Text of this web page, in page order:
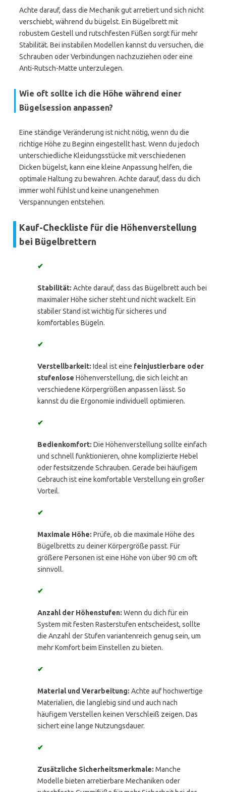
Achte darauf, dass die Mechanik gut arretiert und sich nicht
verschiebt, während du bügelst. Ein Bügelbrett mit
robustem Gestell und rutschfesten Füßen sorgt für mehr
Stabilität. Bei instabilen Modellen kannst du versuchen, die
Schrauben oder Verbindungen nachzuziehen oder eine
Anti-Rutsch-Matte unterzulegen.
Wie oft sollte ich die Höhe während einer
Bügelsession anpassen?
Eine ständige Veränderung ist nicht nötig, wenn du die
richtige Höhe zu Beginn eingestellt hast. Wenn du jedoch
unterschiedliche Kleidungsstücke mit verschiedenen
Dicken bügelst, kann eine kleine Anpassung helfen, die
optimale Haltung zu bewahren. Achte darauf, dass du dich
immer wohl fühlst und keine unangenehmen
Verspannungen entstehen.
Kauf-Checkliste für die Höhenverstellung
bei Bügelbrettern
✔
Stabilität: Achte darauf, dass das Bügelbrett auch bei
maximaler Höhe sicher steht und nicht wackelt. Ein
stabiler Stand ist wichtig für sicheres und
komfortables Bügeln.
✔
Verstellbarkeit: Ideal ist eine feinjustierbare oder
stufenlose Höhenverstellung, die sich leicht an
verschiedene Körpergrößen anpassen lässt. So
kannst du die Ergonomie individuell optimieren.
✔
Bedienkomfort: Die Höhenverstellung sollte einfach
und schnell funktionieren, ohne komplizierte Hebel
oder festsitzende Schrauben. Gerade bei häufigem
Gebrauch ist eine komfortable Verstellung ein großer
Vorteil.
✔
Maximale Höhe: Prüfe, ob die maximale Höhe des
Bügelbretts zu deiner Körpergröße passt. Für
größere Personen ist eine Höhe von über 90 cm oft
sinnvoll.
✔
Anzahl der Höhenstufen: Wenn du dich für ein
System mit festen Rasterstufen entscheidest, sollte
die Anzahl der Stufen variantenreich genug sein, um
mehr Komfort beim Einstellen zu bieten.
✔
Material und Verarbeitung: Achte auf hochwertige
Materialien, die langlebig sind und auch nach
häufigem Verstellen keinen Verschleiß zeigen. Das
sichert eine lange Nutzungsdauer.
✔
Zusätzliche Sicherheitsmerkmale: Manche
Modelle bieten arretierbare Mechaniken oder